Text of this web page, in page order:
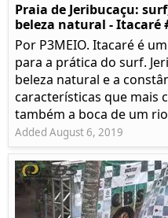
Praia de Jeribucaçu:
beleza natural - Itacaré
Por P3MEIO. Itacaré é
para a prática do surf.
beleza natural e a
características que mais
também a boca de um
Added August 6, 2019